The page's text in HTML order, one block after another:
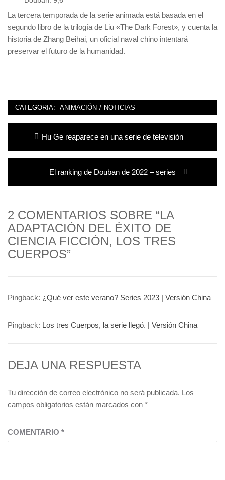
La tercera temporada de la serie animada está basada en el
segundo libro de la trilogía de Liu «The Dark Forest», y cuenta la
historia de Zhang Beihai, un oficial naval chino intentará
preservar el futuro de la humanidad.
CATEGORIA: ANIMACIÓN / NOTICIAS
Navegación
de
Entrada
Hu Ge reaparece en una serie de televisión
Entrada
El ranking de Douban de 2022 – series
2 COMENTARIOS SOBRE “LA
ADAPTACIÓN DEL ÉXITO DE
CIENCIA FICCIÓN, LOS TRES
CUERPOS”
Pingback: ¿Qué ver este verano? Series 2023 | Versión China
Pingback: Los tres Cuerpos, la serie llegó. | Versión China
DEJA UNA RESPUESTA
Tu dirección de correo electrónico no será publicada. Los
campos obligatorios están marcados con *
COMENTARIO *